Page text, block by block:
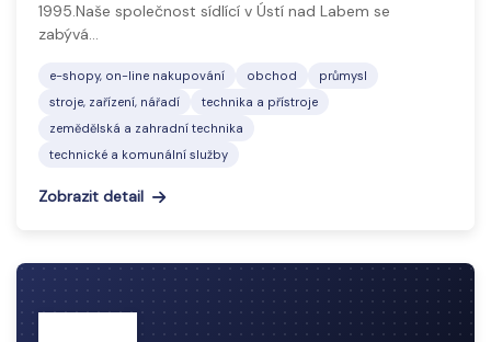
1995.Naše společnost sídlící v Ústí nad Labem se
zabývá…
e-shopy, on-line nakupování obchod
průmysl
stroje, zařízení, nářadí
technika a přístroje
zemědělská a zahradní technika
technické a komunální služby
Zobrazit detail